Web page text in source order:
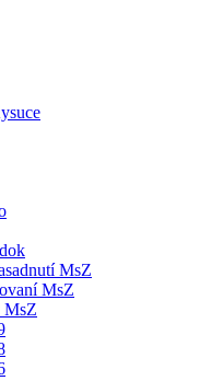
MsZ
MsZ
MsZ